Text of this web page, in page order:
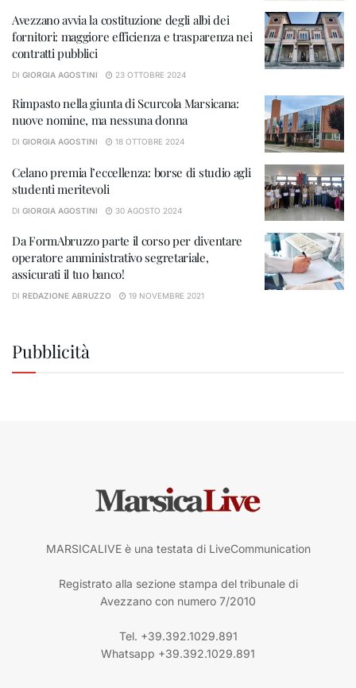
Avezzano avvia la costituzione degli albi dei
fornitori: maggiore efficienza e trasparenza nei
contratti pubblici
DI GIORGIA AGOSTINI 23 OTTOBRE 2024
Rimpasto nella giunta di Scurcola Marsicana:
nuove nomine, ma nessuna donna
DI GIORGIA AGOSTINI 18 OTTOBRE 2024
Celano premia l’eccellenza: borse di studio agli
studenti meritevoli
DI GIORGIA AGOSTINI 30 AGOSTO 2024
Da FormAbruzzo parte il corso per diventare
operatore amministrativo segretariale,
assicurati il tuo banco!
DI REDAZIONE ABRUZZO 19 NOVEMBRE 2021
Pubblicità
MARSICALIVE è una testata di LiveCommunication
Registrato alla sezione stampa del tribunale di
Avezzano con numero 7/2010
Tel. +39.392.1029.891
Whatsapp +39.392.1029.891